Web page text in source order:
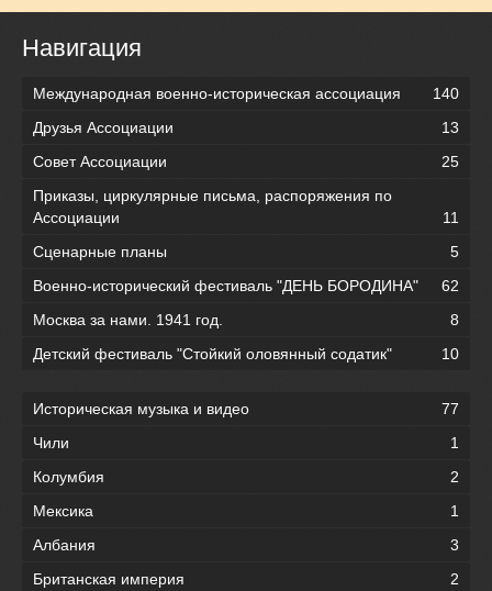
Навигация
Международная военно-историческая ассоциация
140
Друзья Ассоциации
13
Совет Ассоциации
25
Приказы, циркулярные письма, распоряжения по
Ассоциации
11
Сценарные планы
5
Военно-исторический фестиваль "ДЕНЬ БОРОДИНА"
62
Москва за нами. 1941 год.
8
Детский фестиваль "Стойкий оловянный содатик"
10
Историческая музыка и видео
77
Чили
1
Колумбия
2
Мексика
1
Албания
3
Британская империя
2